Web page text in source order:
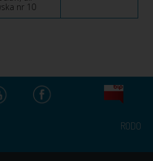
nr 10
RODO